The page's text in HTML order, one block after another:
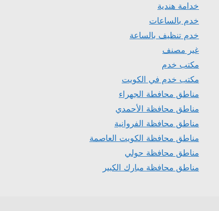
خدامة هندية
خدم بالساعات
خدم تنظيف بالساعة
غير مصنف
مكتب خدم
مكتب خدم في الكويت
مناطق محافطة الجهراء
مناطق محافظة الأحمدي
مناطق محافظة الفروانية
مناطق محافظة الكويت العاصمة
مناطق محافظة حولي
مناطق محافظة مبارك الكبير